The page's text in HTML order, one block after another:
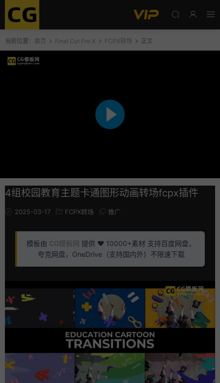
当前位置： 首页 Final Cut Pro X FCPX转场 正文
4组校园教育主题卡通图形动画转场fcpx插件
2025-03-17 FCPX转场 推广
模板由 CG模板网 提供 ❤️ 10000+素材 支持百度网盘，
夸克网盘，OneDrive（支持国内外）不限速下载